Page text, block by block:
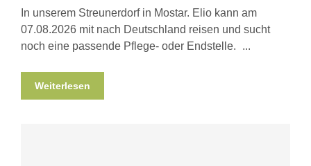
In unserem Streunerdorf in Mostar. Elio kann am
07.08.2026 mit nach Deutschland reisen und sucht
noch eine passende Pflege- oder Endstelle.
Weiterlesen